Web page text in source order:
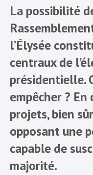
La possibilité
l’Élysée
centraux de
présidentielle.
empêcher ?
projets, bien
opposant une
capable de
majorité.